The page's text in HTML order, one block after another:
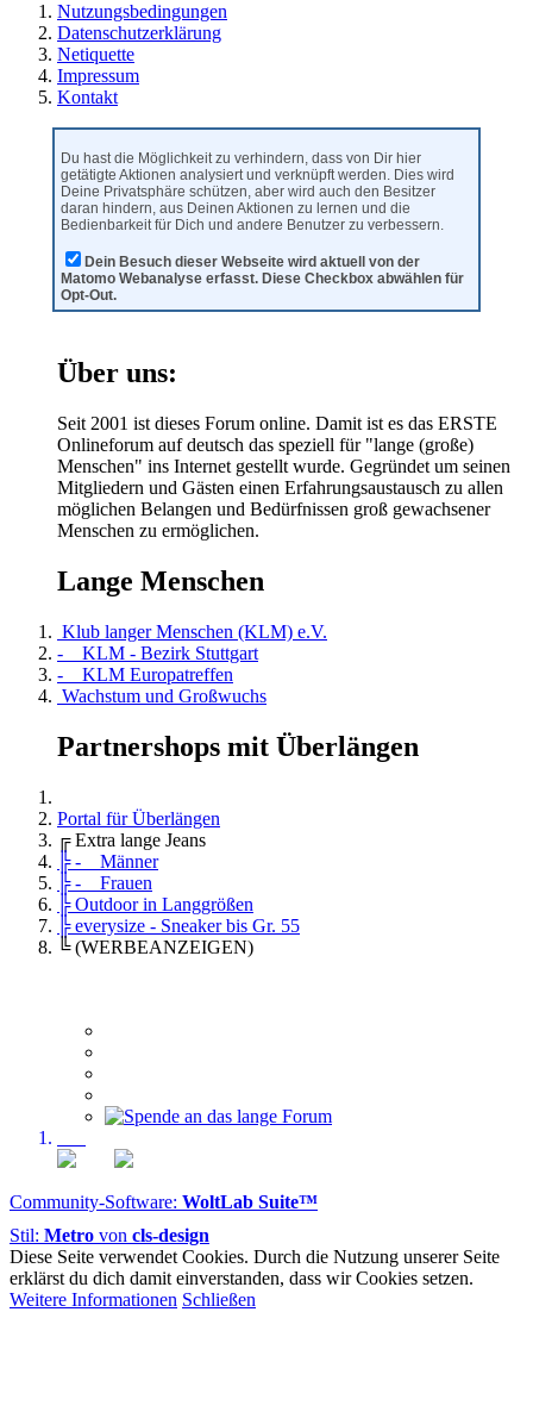
Nutzungsbedingungen
Datenschutzerklärung
Netiquette
Impressum
Kontakt
Du hast die Möglichkeit zu verhindern, dass von Dir hier
getätigte Aktionen analysiert und verknüpft werden. Dies wird
Deine Privatsphäre schützen, aber wird auch den Besitzer
daran hindern, aus Deinen Aktionen zu lernen und die
Bedienbarkeit für Dich und andere Benutzer zu verbessern.
Dein Besuch dieser Webseite wird aktuell von der
Matomo Webanalyse erfasst. Diese Checkbox abwählen für
Opt-Out.
Über uns:
Seit 2001 ist dieses Forum online. Damit ist es das ERSTE
Onlineforum auf deutsch das speziell für "lange (große)
Menschen" ins Internet gestellt wurde. Gegründet um seinen
Mitgliedern und Gästen einen Erfahrungsaustausch zu allen
möglichen Belangen und Bedürfnissen groß gewachsener
Menschen zu ermöglichen.
Lange Menschen
Klub langer Menschen (KLM) e.V.
- KLM - Bezirk Stuttgart
- KLM Europatreffen
Wachstum und Großwuchs
Partnershops mit Überlängen
Portal für Überlängen
╔ Extra lange Jeans
╠ - Männer
╠ - Frauen
╠ Outdoor in Langgrößen
╠ everysize - Sneaker bis Gr. 55
╚ (WERBEANZEIGEN)
Community-Software: WoltLab Suite™
Stil: Metro von cls-design
Diese Seite verwendet Cookies. Durch die Nutzung unserer Seite
erklärst du dich damit einverstanden, dass wir Cookies setzen.
Weitere Informationen Schließen